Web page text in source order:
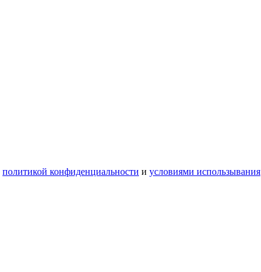
политикой конфиденциальности и условиями использывания